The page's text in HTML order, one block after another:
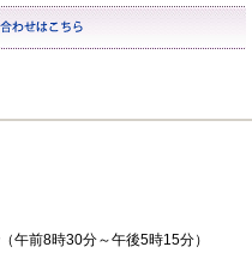
午前8時30分～午後5時15分）